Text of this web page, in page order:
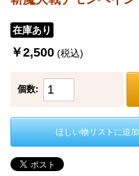
在庫あり
￥2,500 (税込)
個数:
ほしい物リストに追加